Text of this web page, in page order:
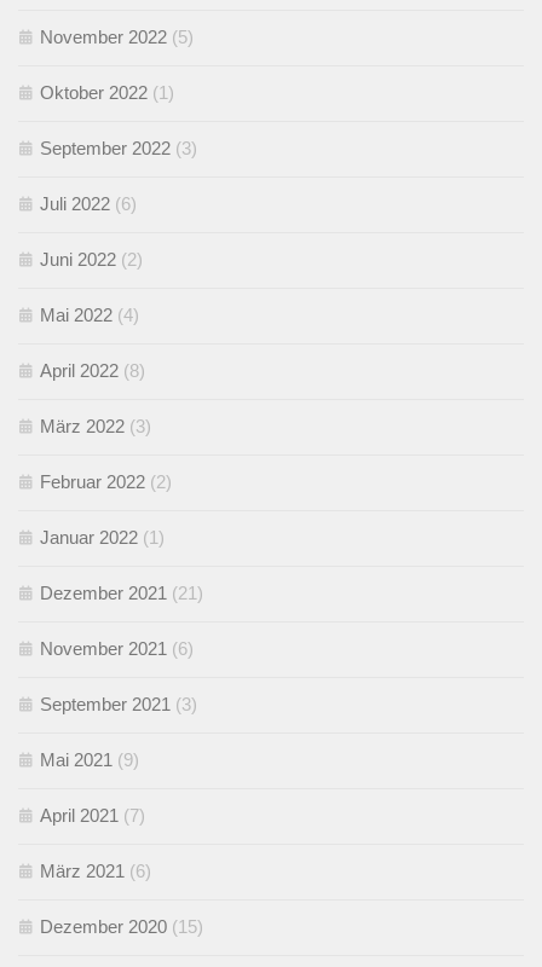
November 2022 (5)
Oktober 2022 (1)
September 2022 (3)
Juli 2022 (6)
Juni 2022 (2)
Mai 2022 (4)
April 2022 (8)
März 2022 (3)
Februar 2022 (2)
Januar 2022 (1)
Dezember 2021 (21)
November 2021 (6)
September 2021 (3)
Mai 2021 (9)
April 2021 (7)
März 2021 (6)
Dezember 2020 (15)